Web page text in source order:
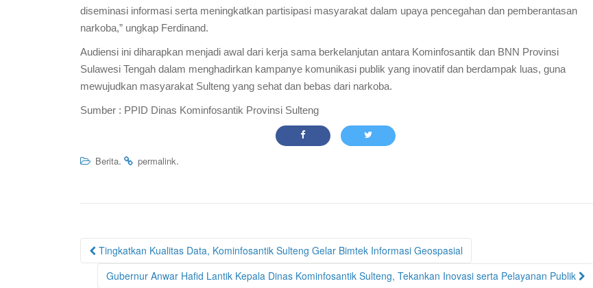
diseminasi informasi serta meningkatkan partisipasi masyarakat dalam upaya pencegahan dan pemberantasan
narkoba,” ungkap Ferdinand.
Audiensi ini diharapkan menjadi awal dari kerja sama berkelanjutan antara Kominfosantik dan BNN Provinsi
Sulawesi Tengah dalam menghadirkan kampanye komunikasi publik yang inovatif dan berdampak luas, guna
mewujudkan masyarakat Sulteng yang sehat dan bebas dari narkoba.
Sumber : PPID Dinas Kominfosantik Provinsi Sulteng
Berita. permalink.
Post
navigation
Tingkatkan Kualitas Data, Kominfosantik Sulteng Gelar Bimtek Informasi Geospasial
Gubernur Anwar Hafid Lantik Kepala Dinas Kominfosantik Sulteng, Tekankan Inovasi serta Pelayanan Publik